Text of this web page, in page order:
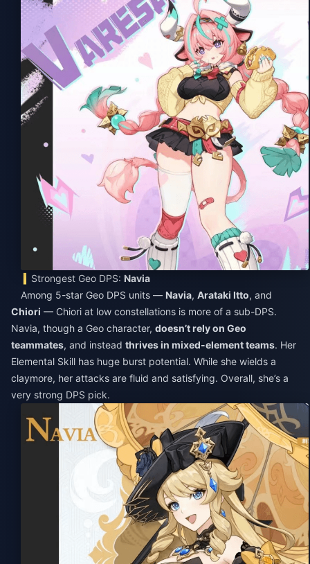
Strongest Geo DPS:Navia
Among 5-star Geo DPS units — Navia, Arataki Itto, and
Chiori — Chiori at low constellations is more of a sub-DPS.
Navia, though a Geo character, doesn’t rely on Geo
teammates, and instead thrives in mixed-element teams. Her
Elemental Skill has huge burst potential. While she wields a
claymore, her attacks are fluid and satisfying. Overall, she’s a
very strong DPS pick.